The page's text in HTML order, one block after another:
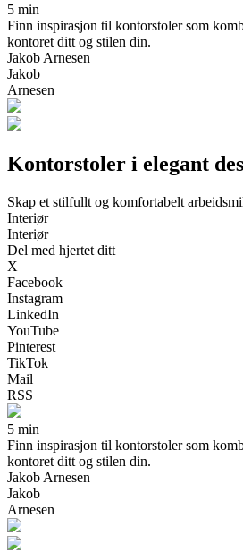
5 min
Finn inspirasjon til kontorstoler som
kontoret ditt og stilen din.
Jakob Arnesen
Jakob
Arnesen
Kontorstoler i elegant
Skap et stilfullt og komfortabelt
Interiør
Interiør
Del med hjertet ditt
X
Facebook
Instagram
LinkedIn
YouTube
Pinterest
TikTok
Mail
RSS
5 min
Finn inspirasjon til kontorstoler som
kontoret ditt og stilen din.
Jakob Arnesen
Jakob
Arnesen